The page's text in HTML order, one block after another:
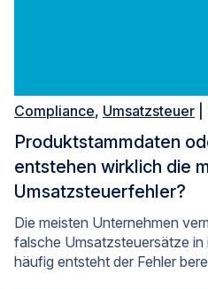
Compliance, Umsatzsteuer
Produktstammdaten
entstehen wirklich die
Umsatzsteuerfehler?
Die meisten Unternehmen
falsche Umsatzsteuersätze in
häufig entsteht der Fehler